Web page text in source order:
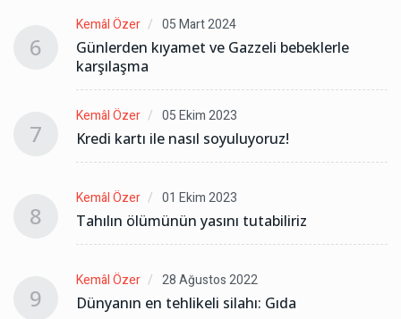
6
Kemâl Özer 05 Mart 2024
Günlerden kıyamet ve Gazzeli bebeklerle
karşılaşma
7
Kemâl Özer 05 Ekim 2023
Kredi kartı ile nasıl soyuluyoruz!
8
Kemâl Özer 01 Ekim 2023
Tahılın ölümünün yasını tutabiliriz
9
Kemâl Özer 28 Ağustos 2022
Dünyanın en tehlikeli silahı: Gıda